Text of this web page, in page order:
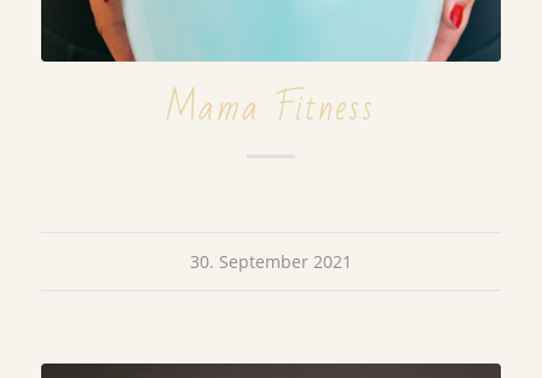
Mama Fitness
30. September 2021